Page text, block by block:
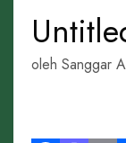
oleh Sanggar